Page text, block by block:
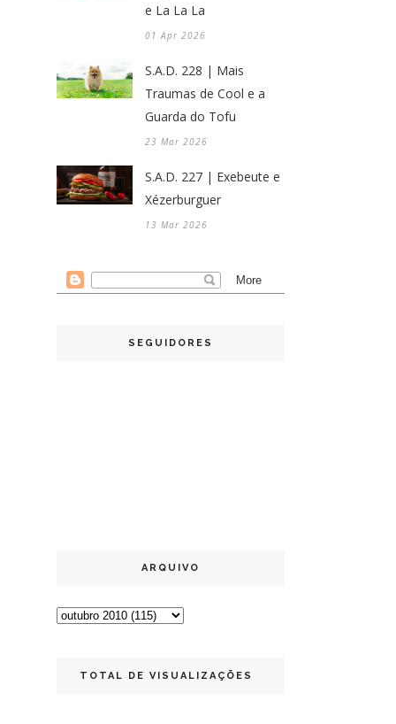
e La La La
01 Apr 2026
S.A.D. 228 | Mais
Traumas de Cool e a
Guarda do Tofu
23 Mar 2026
S.A.D. 227 | Exebeute e
Xézerburguer
13 Mar 2026
SEGUIDORES
ARQUIVO
TOTAL DE VISUALIZAÇÕES